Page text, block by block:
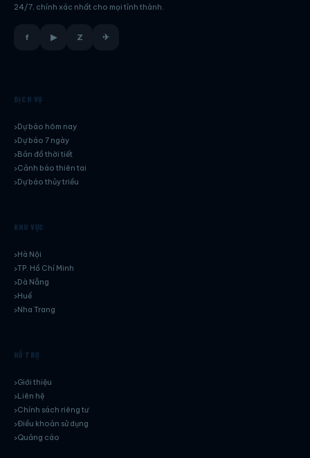
24/7, chính xác nhất cho mọi tỉnh thành.
f ▶ Z ✈
DỊCH VỤ
Dự báo hôm nay
Dự báo 7 ngày
Bản đồ thời tiết
Cảnh báo thiên tai
Dự báo thủy triều
KHU VỰC
Hà Nội
TP. Hồ Chí Minh
Dà Nẵng
Huế
Nha Trang
HỖ TRỢ
Giới thiệu
Liên hệ
Chính sách riêng tư
Điều khoản sử dụng
Quảng cáo